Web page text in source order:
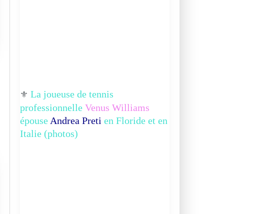
BEAUTE
⚜️ La joueuse de tennis
professionnelle Venus Williams
épouse Andrea Preti en Floride et en
Italie (photos)